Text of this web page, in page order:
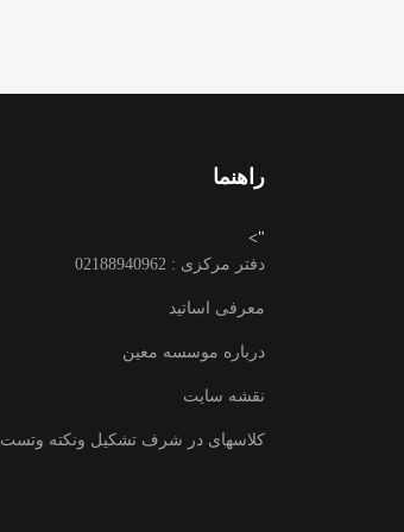
راهنما
">
دفتر مرکزی : 02188940962
معرفی اساتید
درباره موسسه معین
نقشه سایت
کلاسهای در شرف تشکیل ونکته وتست